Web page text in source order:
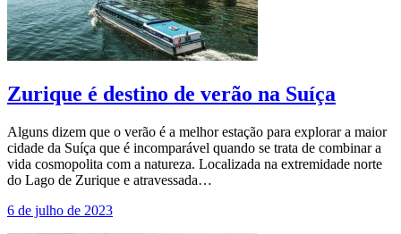
Zurique é destino de verão na Suíça
Alguns dizem que o verão é a melhor estação para explorar a maior
cidade da Suíça que é incomparável quando se trata de combinar a
vida cosmopolita com a natureza. Localizada na extremidade norte
do Lago de Zurique e atravessada…
6 de julho de 2023